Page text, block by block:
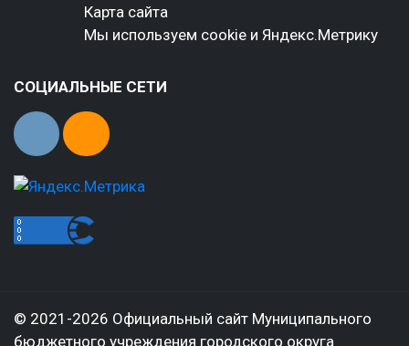
Карта сайта
Мы используем cookie и Яндекс.Метрику
СОЦИАЛЬНЫЕ СЕТИ
© 2021-2026 Официальный сайт Муниципального
бюджетного учреждения городского округа